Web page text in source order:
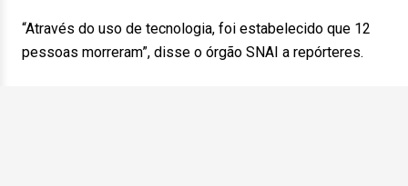
“Através do uso de tecnologia, foi estabelecido que 12
pessoas morreram”, disse o órgão SNAI a repórteres.